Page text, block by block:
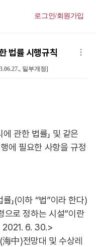
로그인/회원가입
법률 시행규칙
일부개정]
관한 법률」 및 같은
에 필요한 사항을 규정
」(이하 “법”이라 한다)
으로 정하는 시설”이란
2021. 6. 30.>
中)전망대 및 수상레